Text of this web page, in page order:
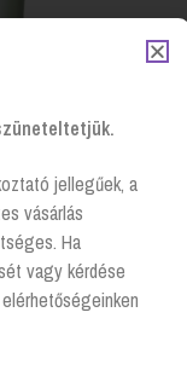
jellegűek, a
vásárlás
Ha
vagy kérdése